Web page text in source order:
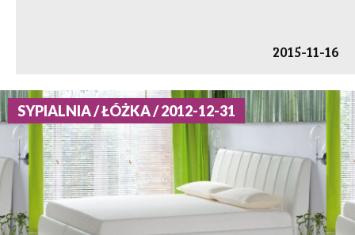
2015-11-16
SYPIALNIA / ŁÓŻKA / 2012-12-31